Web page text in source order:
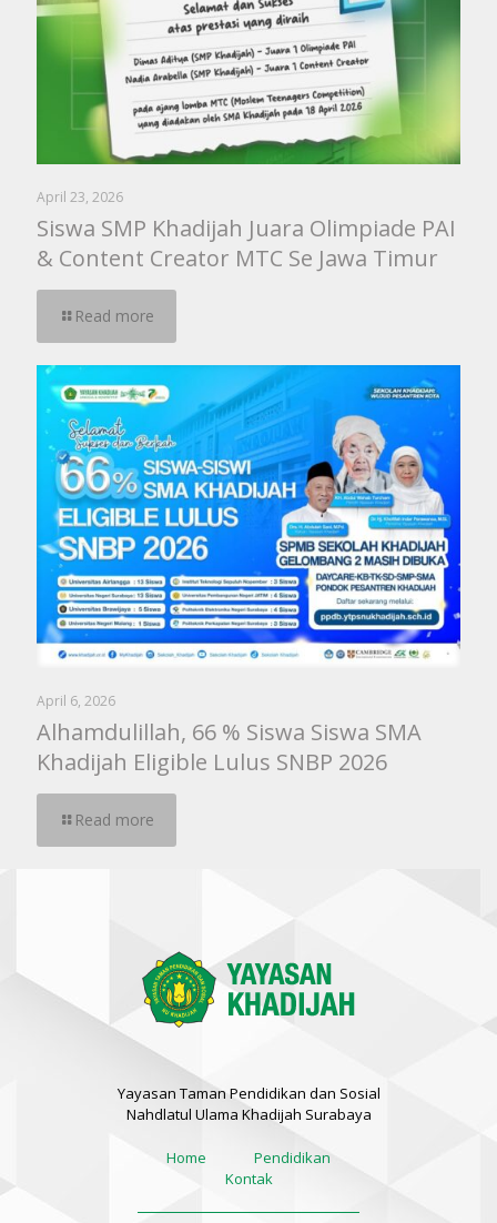
April 23, 2026
Siswa SMP Khadijah Juara Olimpiade PAI
& Content Creator MTC Se Jawa Timur
Read more
April 6, 2026
Alhamdulillah, 66 % Siswa Siswa SMA
Khadijah Eligible Lulus SNBP 2026
Read more
Yayasan Taman Pendidikan dan Sosial
Nahdlatul Ulama Khadijah Surabaya
Home
Pendidikan
Kontak